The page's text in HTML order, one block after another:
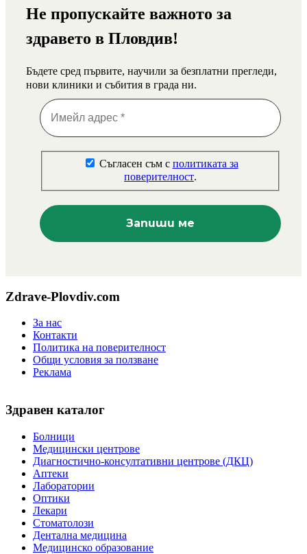
Не пропускайте важното за
здравето в Пловдив!
Бъдете сред първите, научили за безплатни прегледи,
нови клиники и събития в града ни.
Съгласен съм с политиката за
поверителност.
Zdrave-Plovdiv.com
За нас
Контакти
Политика на поверителност
Общи условия за ползване
Реклама
Здравен каталог
Болници
Медицински центрове
Диагностично-консултативни центрове (ДКЦ)
Аптеки
Лаборатории
Оптики
Лекари
Стоматолози
Дентална медицина
Медицинско образование